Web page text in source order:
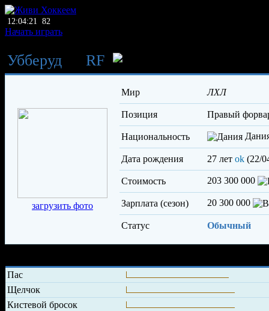
12:04:21 82
Начать играть
Убберуд RF
загрузить фото
Мир ЛХЛ
Позиция правый
Национальность
Дата рождения 27 лет ok (22/
Стоимость 203 300 000
Зарплата (сезон) 20 300 000
Статус Обычный
Пас
Щелчок
Кистевой бросок